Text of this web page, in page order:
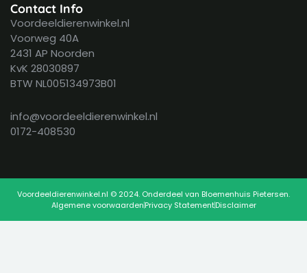
Contact Info
Voordeeldierenwinkel.nl
Voorweg 40A
2431 AP Noorden
KvK 28030897
BTW NL005134973B01
info@voordeeldierenwinkel.nl
0172-408530
Voordeeldierenwinkel.nl © 2024. Onderdeel van Bloemenhuis Pietersen.
Algemene voorwaardenPrivacy StatementDisclaimer